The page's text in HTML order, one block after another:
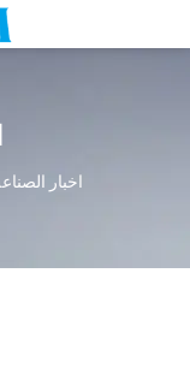
اخبار